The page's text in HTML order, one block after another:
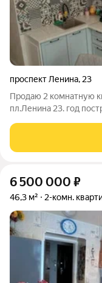
проспект Ленина, 23
Продаю 2 комнатную
пл.Ленина 23. год
из 4. квартира
балкона нет маткап не
6 500 000 ₽
46,3 м² 2-комн.